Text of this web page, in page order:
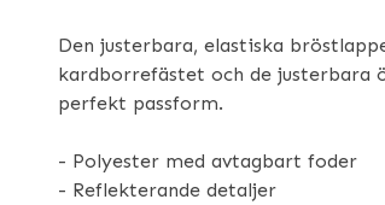
Den justerbara, elastiska
kardborrefästet och de justerbara
perfekt passform.
- Polyester med avtagbart foder
- Reflekterande detaljer